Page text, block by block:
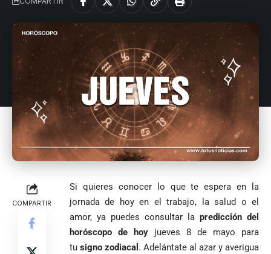
COMPARTIR
Si quieres conocer lo que te espera en la
jornada de hoy en el trabajo, la salud o el
amor, ya puedes consultar la predicción del
horóscopo de hoy jueves 8 de mayo para
tu signo zodiacal . Adelántate al azar y averigua